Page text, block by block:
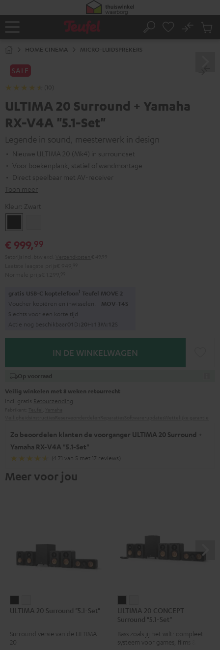
Home
Zoeken
No
HOME CINEMA MICRO-LUIDSPREKERS
SALE
(10)
ULTIMA 20 Surround + Yamaha
RX-V4A "5.1-Set"
Legende in sound, meesterwerk in design
Nieuwe ULTIMA 20 (Mk4) in surroundset
Voor boekenplank, statief of wandmontage
Direct speelbaar met AV-receiver
Toon meer
Kleur: Zwart
€ 999,99
gratis USB-C koptelefoon1 Teufel MOVE 2
Voucher kopiëren en inwisselen. MOV-T4S
Slechts voor een korte tijd
Actie nog beschikbaar01D: 20H:1 3M:1 1S
IN DE WINKELWAGEN
Op voorraad
Veilig winkelen met 8 weken retourrecht
incl. gratis Retourzending
Zo beoordelen klanten de voorganger ULTIMA 20 Surround +
Yamaha RX-V4A "5.1-Set"
(4.71 van 5 met 17 reviews)
Meer voor jou
20
"5.1-
20
"5.1-
ULTIMA 20 Surround "5.1-Set"
Surround versie van de ULTIMA
20
20
CONCEPT
Surround
20
CONCEPT
Surround
ULTIMA 20 CONCEPT
Surround "5.1-Set"
Bass zoals jij het wilt: compleet
systeem voor games, films &